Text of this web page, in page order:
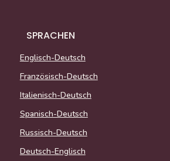
SPRACHEN
Englisch-Deutsch
Französisch-Deutsch
Italienisch-Deutsch
Spanisch-Deutsch
Russisch-Deutsch
Deutsch-Englisch